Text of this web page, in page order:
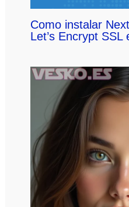
Como instalar
Let’s Encrypt SSL